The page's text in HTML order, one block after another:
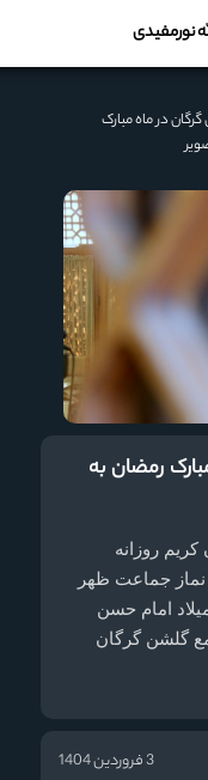
نورمفیدی
در ماه مبارک
رمضان به
روزانه
نماز جماعت ظهر
امام حسن
گلشن گرگان
3 فروردین 1404